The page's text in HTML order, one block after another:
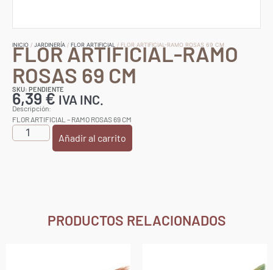
INICIO / JARDINERÍA / FLOR ARTIFICIAL / FLOR ARTIFICIAL-RAMO ROSAS 69 CM
FLOR ARTIFICIAL-RAMO
ROSAS 69 CM
SKU: PENDIENTE
6,39€ IVA INC.
Descripción:
FLOR ARTIFICIAL – RAMO ROSAS 69 CM
Añadir al carrito
PRODUCTOS RELACIONADOS